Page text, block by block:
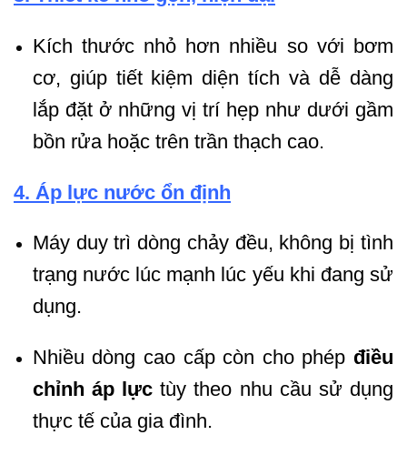
Kích thước nhỏ hơn nhiều so với bơm
cơ, giúp tiết kiệm diện tích và dễ dàng
lắp đặt ở những vị trí hẹp như dưới gầm
bồn rửa hoặc trên trần thạch cao.
4. Áp lực nước ổn định
Máy duy trì dòng chảy đều, không bị tình
trạng nước lúc mạnh lúc yếu khi đang sử
dụng.
Nhiều dòng cao cấp còn cho phép điều
chỉnh áp lực tùy theo nhu cầu sử dụng
thực tế của gia đình.